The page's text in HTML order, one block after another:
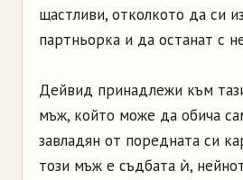
щастливи, отколкото да си
партньорка и да останат с
Дейвид принадлежи към
мъж, който може да обича
завладян от поредната си
този мъж е съдбата ѝ,